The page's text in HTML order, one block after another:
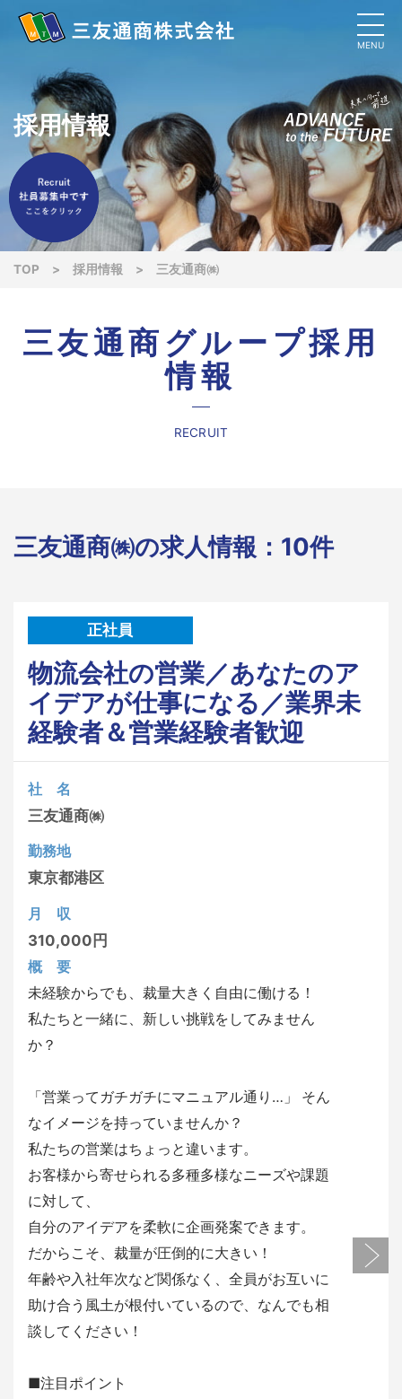
MENU
採用情報
TOP > 採用情報 > 三友通商㈱
三友通商グループ採用
情報
RECRUIT
三友通商㈱の求人情報：10件
正社員
物流会社の営業／あなたのア
イデアが仕事になる／業界未
経験者＆営業経験者歓迎
社 名
三友通商㈱
勤務地
東京都港区
月 収
310,000円
概 要
未経験からでも、裁量大きく自由に働ける！
私たちと一緒に、新しい挑戦をしてみません
か？
「営業ってガチガチにマニュアル通り…」 そん
なイメージを持っていませんか？
私たちの営業はちょっと違います。
お客様から寄せられる多種多様なニーズや課題
に対して、
自分のアイデアを柔軟に企画発案できます。
だからこそ、裁量が圧倒的に大きい！
年齢や入社年次など関係なく、全員がお互いに
助け合う風土が根付いているので、なんでも相
談してください！
■注目ポイント